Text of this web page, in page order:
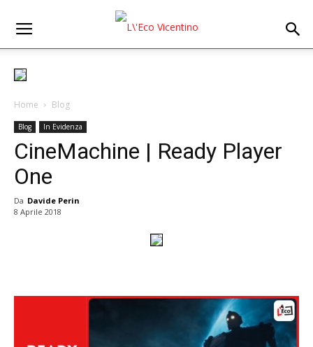
Home Blog
Blog In Evidenza
CineMachine | Ready Player
One
Da Davide Perin
8 Aprile 2018